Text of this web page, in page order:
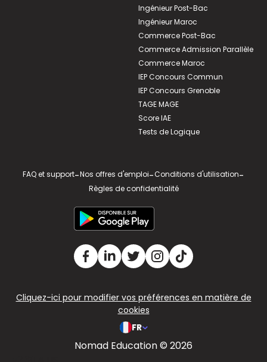
Ingénieur Post-Bac
Ingénieur Maroc
Commerce Post-Bac
Commerce Admission Parallèle
Commerce Maroc
IEP Concours Commun
IEP Concours Grenoble
TAGE MAGE
Score IAE
Tests de Logique
FAQ et support-Nos offres d'emploi-Conditions d'utilisation-
Règles de confidentialité
Cliquez-ici pour modifier vos préférences en matière de
cookies
FR
Nomad Education © 2026